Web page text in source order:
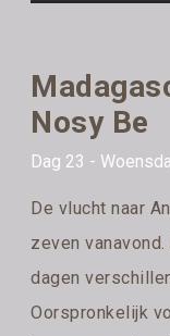
Nosy Be
Dag 23 -
De vlucht naar
zeven
dagen
Oorspronkelijk